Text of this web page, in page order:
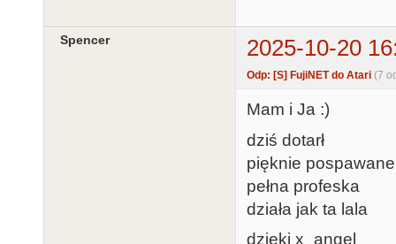
Spencer 2025-10-20
Odp: [S] FujiNET do Atari (7
Mam i Ja :)
dziś dotarł
pięknie pospawane
pełna profeska
działa jak ta lala
dzięki x_angel